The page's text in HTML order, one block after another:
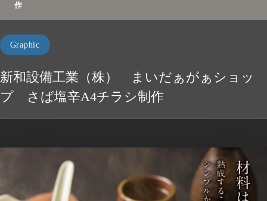
作
Graphic
新和設備工業（株） まいだぁがぁショッ
プ さば塩辛A4チラシ制作